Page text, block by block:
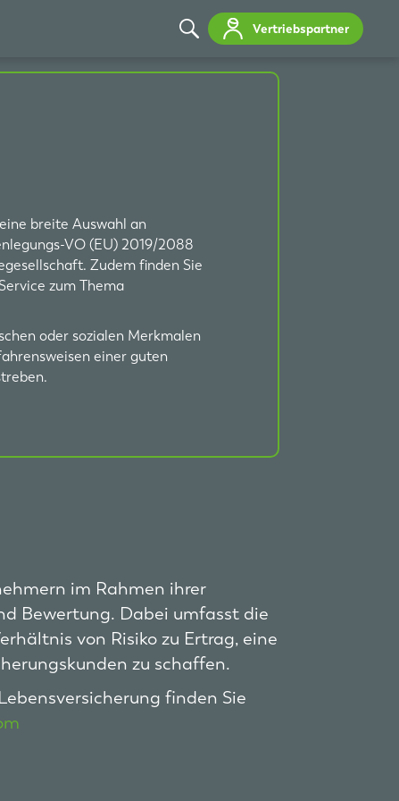
Vertriebspartner
breite Auswahl an
VO (EU) 2019/2088
Zudem finden Sie
zum Thema
oder sozialen Merkmalen
einer guten
im Rahmen ihrer
Bewertung. Dabei umfasst die
von Risiko zu Ertrag, eine
zu schaffen.
finden Sie